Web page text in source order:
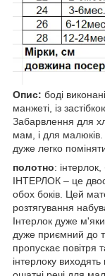
Опис: боді
манжеті, із
Забарвлення для
мам, і для
дуже легко
полотно:
ІНТЕРЛОК – це
обох боків. Цей
розтягування
Інтерлок дуже
дуже приємний до
пропускає повітря
інтерлоку